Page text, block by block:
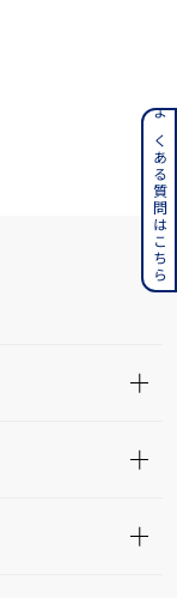
よくある質問はこちら